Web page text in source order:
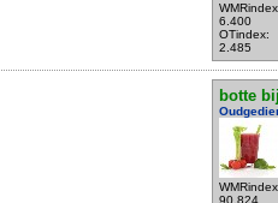
6.400
OTindex:
2.485
botte
90.824